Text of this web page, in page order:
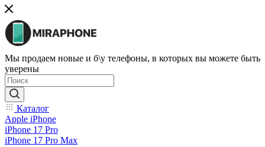
Мы продаем новые и б\у телефоны, в которых вы можете быть
уверены
Каталог
Apple iPhone
iPhone 17 Pro
iPhone 17 Pro Max